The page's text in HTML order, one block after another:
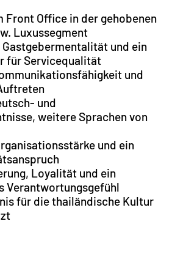
Front Office in der gehobenen
Luxussegment
und ein
für Servicequalität
und
und
weitere Sprachen von
und ein
Loyalität und ein
Verantwortungsgefühl
für die thailändische Kultur